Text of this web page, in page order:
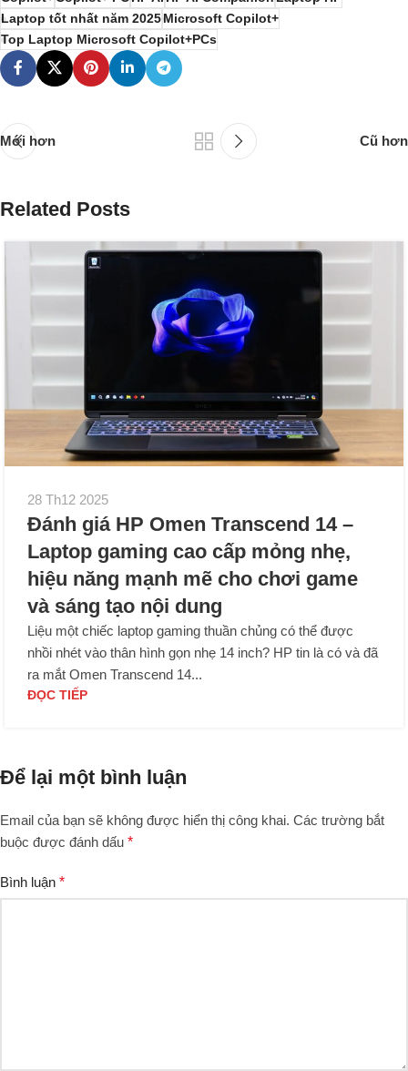
Laptop tốt nhất năm 2025Microsoft Copilot+
Top Laptop Microsoft Copilot+PCs
Mới hơn Cũ hơn
Related Posts
28 Th12 2025
Đánh giá HP Omen Transcend 14 –
Laptop gaming cao cấp mỏng nhẹ,
hiệu năng mạnh mẽ cho chơi game
và sáng tạo nội dung
Liệu một chiếc laptop gaming thuần chủng có thể được
nhồi nhét vào thân hình gọn nhẹ 14 inch? HP tin là có và đã
ra mắt Omen Transcend 14...
ĐỌC TIẾP
Để lại một bình luận
Email của bạn sẽ không được hiển thị công khai. Các trường bắt
buộc được đánh dấu *
Bình luận *